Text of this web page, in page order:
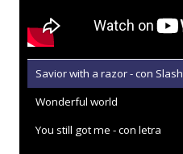
Savior with a razor - con Slash
Wonderful world
You still got me - con letra